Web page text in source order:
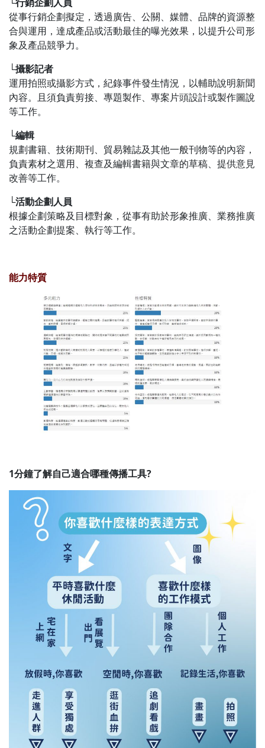
從事行銷企劃擬定，透過廣告、公關、媒體、品牌的資源整
合與運用，達成產品或活動最佳的曝光效果，以提升公司形
象及產品競爭力。
└攝影記者
運用拍照或攝影方式，紀錄事件發生情況，以輔助說明新聞
內容。且須負責剪接、專題製作、專案片頭設計或製作圖說
等工作。
└編輯
規劃書籍、技術期刊、貿易雜誌及其他一般刊物等的內容，
負責素材之選用、複查及編輯書籍與文章的草稿、提供意見
改善等工作。
└活動企劃人員
根據企劃策略及目標對象，從事有助於形象推廣、業務推廣
之活動企劃提案、執行等工作。
能力特質
1分鐘了解自己適合哪種傳播工具?